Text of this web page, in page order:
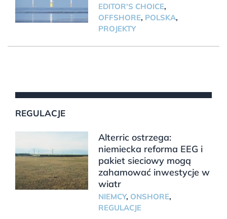
EDITOR'S CHOICE,
OFFSHORE, POLSKA,
PROJEKTY
REGULACJE
Alterric ostrzega:
niemiecka reforma EEG i
pakiet sieciowy mogą
zahamować inwestycje w
wiatr
NIEMCY, ONSHORE,
REGULACJE